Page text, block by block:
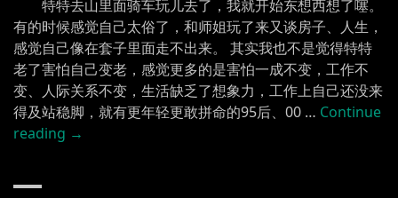
特特去山里面骑车玩儿去了，我就开始东想西想了噻。
有的时候感觉自己太俗了，和师姐玩了来又谈房子、人生，
感觉自己像在套子里面走不出来。 其实我也不是觉得特特
老了害怕自己变老，感觉更多的是害怕一成不变，工作不
变、人际关系不变，生活缺乏了想象力，工作上自己还没来
得及站稳脚，就有更年轻更敢拼命的95后、00 … Continue
reading →